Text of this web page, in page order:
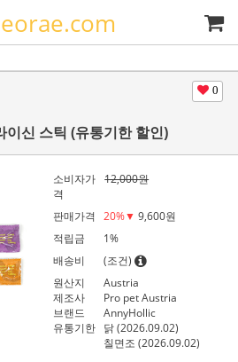
0
이신 스틱 (유통기한 할인)
소비자가
격
12,000원
판매가격 20%▼9,600원
적립금
1%
배송비
(조건)
원산지
Austria
제조사
Pro pet Austria
브랜드
AnnyHollic
유통기한 닭 (2026.09.02)
칠면조 (2026.09.02)